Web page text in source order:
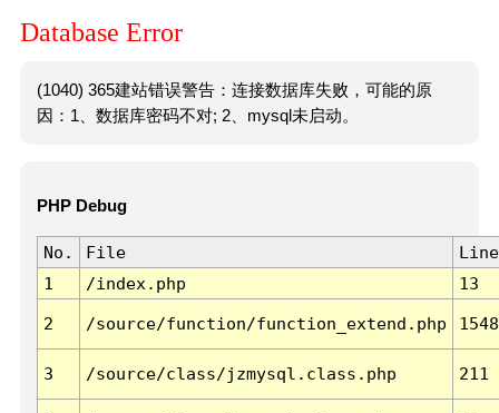
Database Error
(1040) 365建站错误警告：连接数据库失败，可能的原
因：1、数据库密码不对; 2、mysql未启动。
PHP Debug
No. File
Line
1
/index.php 13
2 /source/function/function_extend.php 1548
3 /source/class/jzmysql.class.php 211